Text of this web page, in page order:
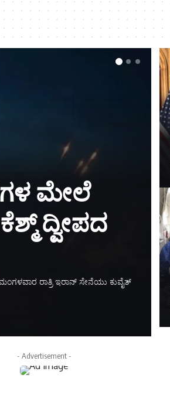
ಮೇಲೆ
ದ್ವೀಪದ
ರಾತ್ರಿ ಇರಾನ್ ಸೇನೆಯು ಕುವೈತ್
- Advertisement -